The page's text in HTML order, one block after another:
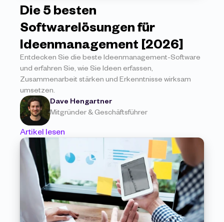
Die 5 besten
Softwarelösungen für
Ideenmanagement [2026]
Entdecken Sie die beste Ideenmanagement-Software
und erfahren Sie, wie Sie Ideen erfassen,
Zusammenarbeit stärken und Erkenntnisse wirksam
umsetzen.
Dave Hengartner
Mitgründer & Geschäftsführer
Artikel lesen